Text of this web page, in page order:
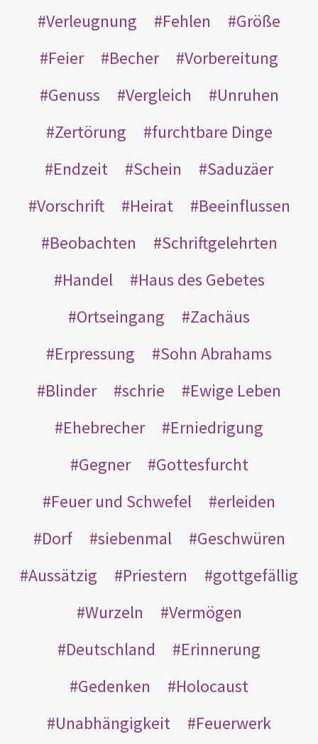
Verleugnung Fehlen
Größe
Feier
Becher
Vorbereitung
Genuss
Vergleich
Unruhen
Zertörung
furchtbare Dinge
Endzeit
Schein
Saduzäer
Vorschrift
Heirat
Beeinflussen
Beobachten
Schriftgelehrten
Handel
Haus des Gebetes
Ortseingang
Zachäus
Erpressung
Sohn Abrahams
Blinder
schrie
Ewige Leben
Ehebrecher
Erniedrigung
Gegner
Gottesfurcht
Feuer und Schwefel
erleiden
Dorf
siebenmal
Geschwüren
Aussätzig
Priestern
gottgefällig
Wurzeln
Vermögen
Deutschland
Erinnerung
Gedenken
Holocaust
Unabhängigkeit
Feuerwerk